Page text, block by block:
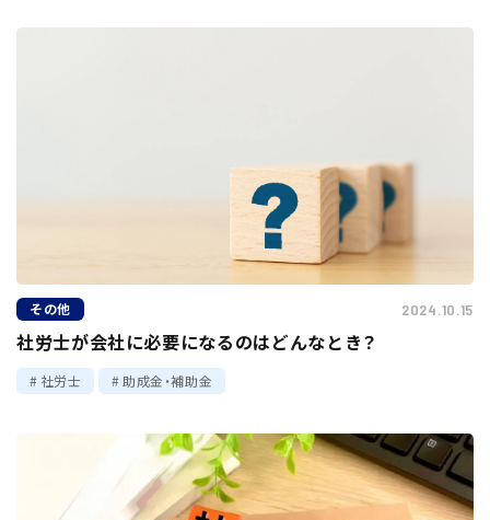
その他 2024.10.15
社労士が会社に必要になるのはどんなとき？
社労士 助成金・補助金